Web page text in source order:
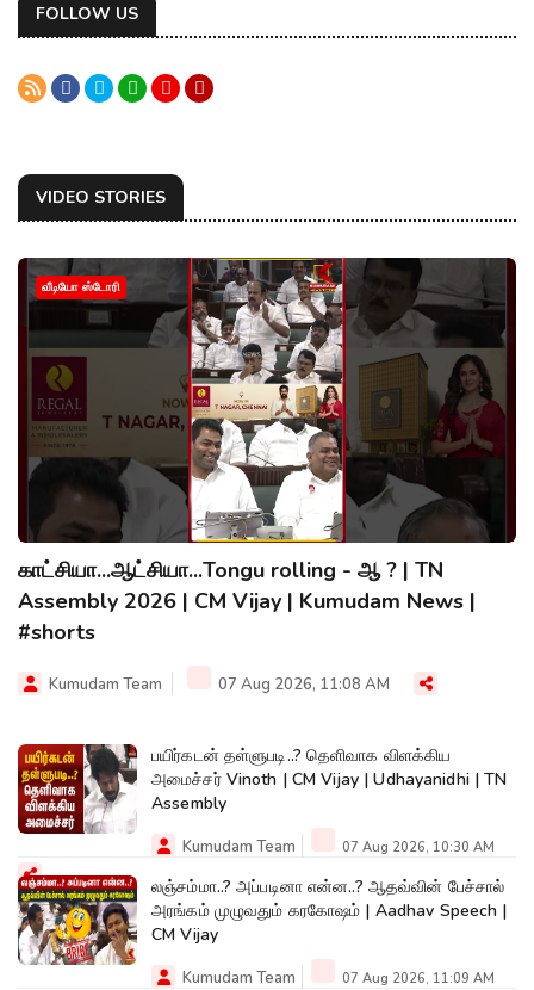
FOLLOW US
VIDEO STORIES
வீடியோ ஸ்டோரி
காட்சியா...ஆட்சியா...Tongu rolling - ஆ ? | TN
Assembly 2026 | CM Vijay | Kumudam News |
#shorts
Kumudam Team 07 Aug 2026, 11:08 AM
பயிர்கடன் தள்ளுபடி..? தெளிவாக விளக்கிய
அமைச்சர் Vinoth | CM Vijay | Udhayanidhi | TN
Assembly
Kumudam Team 07 Aug 2026, 10:30 AM
லஞ்சம்மா..? அப்படினா என்ன..? ஆதவ்வின் பேச்சால்
அரங்கம் முழுவதும் கரகோஷம் | Aadhav Speech |
CM Vijay
Kumudam Team 07 Aug 2026, 11:09 AM